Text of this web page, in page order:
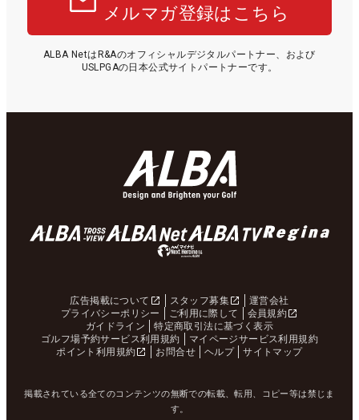
メルマガ登録はこちら
ALBA NetはR&Aのオフィシャルデジタルパートナー、および
USLPGAの日本公式サイトパートナーです。
広告掲載について スタッフ募集
運営会社
プライバシーポリシー
ご利用に際して
会員規約
ガイドライン
特定商取引法に基づく表示
ゴルフ場予約サービス利用規約
マイページサービス利用規約
ポイント利用規約
お問合せ ヘルプ サイトマップ
掲載されている全てのコンテンツの無断での転載、転用、コピー等は禁じま
す。